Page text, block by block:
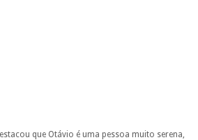
que Otávio é uma pessoa muito serena,